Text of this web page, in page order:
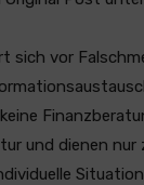
sich vor
und dienen nur